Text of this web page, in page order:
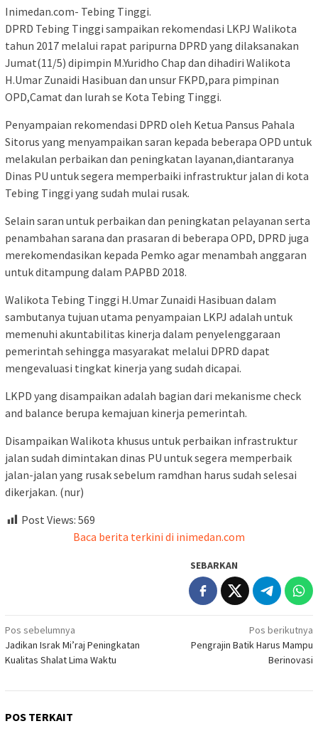
Inimedan.com- Tebing Tinggi.
DPRD Tebing Tinggi sampaikan rekomendasi LKPJ Walikota
tahun 2017 melalui rapat paripurna DPRD yang dilaksanakan
Jumat(11/5) dipimpin M.Yuridho Chap dan dihadiri Walikota
H.Umar Zunaidi Hasibuan dan unsur FKPD,para pimpinan
OPD,Camat dan lurah se Kota Tebing Tinggi.
Penyampaian rekomendasi DPRD oleh Ketua Pansus Pahala
Sitorus yang menyampaikan saran kepada beberapa OPD untuk
melakulan perbaikan dan peningkatan layanan,diantaranya
Dinas PU untuk segera memperbaiki infrastruktur jalan di kota
Tebing Tinggi yang sudah mulai rusak.
Selain saran untuk perbaikan dan peningkatan pelayanan serta
penambahan sarana dan prasaran di beberapa OPD, DPRD juga
merekomendasikan kepada Pemko agar menambah anggaran
untuk ditampung dalam P.APBD 2018.
Walikota Tebing Tinggi H.Umar Zunaidi Hasibuan dalam
sambutanya tujuan utama penyampaian LKPJ adalah untuk
memenuhi akuntabilitas kinerja dalam penyelenggaraan
pemerintah sehingga masyarakat melalui DPRD dapat
mengevaluasi tingkat kinerja yang sudah dicapai.
LKPD yang disampaikan adalah bagian dari mekanisme check
and balance berupa kemajuan kinerja pemerintah.
Disampaikan Walikota khusus untuk perbaikan infrastruktur
jalan sudah dimintakan dinas PU untuk segera memperbaik
jalan-jalan yang rusak sebelum ramdhan harus sudah selesai
dikerjakan. (nur)
Post Views: 569
Baca berita terkini di inimedan.com
SEBARKAN
Navigasi
pos
Pos sebelumnya
Jadikan Israk Mi’raj Peningkatan
Kualitas Shalat Lima Waktu
Pos berikutnya
Pengrajin Batik Harus Mampu
Berinovasi
POS TERKAIT